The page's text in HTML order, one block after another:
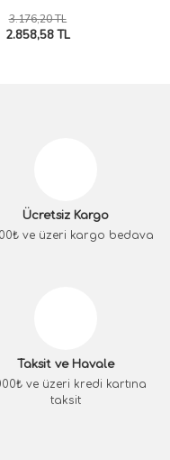
3.176,20 TL
2.858,58 TL
Ücretsiz Kargo
ve üzeri kargo bedava
Taksit ve Havale
ve üzeri kredi kartına
taksit